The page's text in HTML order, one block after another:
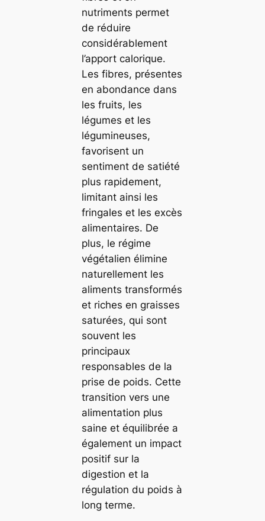
nutriments permet
de réduire
considérablement
l’apport calorique.
Les fibres, présentes
en abondance dans
les fruits, les
légumes et les
légumineuses,
favorisent un
sentiment de satiété
plus rapidement,
limitant ainsi les
fringales et les excès
alimentaires. De
plus, le régime
végétalien élimine
naturellement les
aliments transformés
et riches en graisses
saturées, qui sont
souvent les
principaux
responsables de la
prise de poids. Cette
transition vers une
alimentation plus
saine et équilibrée a
également un impact
positif sur la
digestion et la
régulation du poids à
long terme.